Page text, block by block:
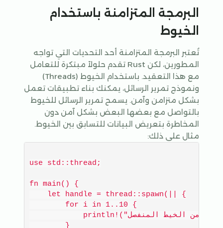
البرمجة المتزامنة باستخدام
الخيوط
تُعتبر البرمجة المتزامنة أحد التحديات التي تواجه
المطورين، لكن Rust تقدم حلولاً مبتكرة للتعامل
مع هذا التعقيد. باستخدام الخيوط (Threads)
ونموذج تمرير الرسائل، يمكنك بناء تطبيقات تعمل
بشكل متزامن وآمن. يسمح تمرير الرسائل للخيوط
بالتواصل مع بعضها البعض بشكل آمن دون
المخاطرة بتعريض البيانات للتسابق بين الخيوط.
مثال على ذلك:
use std::thread;
fn main() {
    let handle = thread::spawn(|| {
        for i in 1..10 {
            println!("من الخيط المنفصل: {}", i);
        }